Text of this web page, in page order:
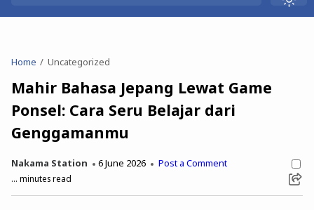
Home Uncategorized
Mahir Bahasa Jepang Lewat Game
Ponsel: Cara Seru Belajar dari
Genggamanmu
Nakama Station 6 June 2026 Post a Comment
... minutes read